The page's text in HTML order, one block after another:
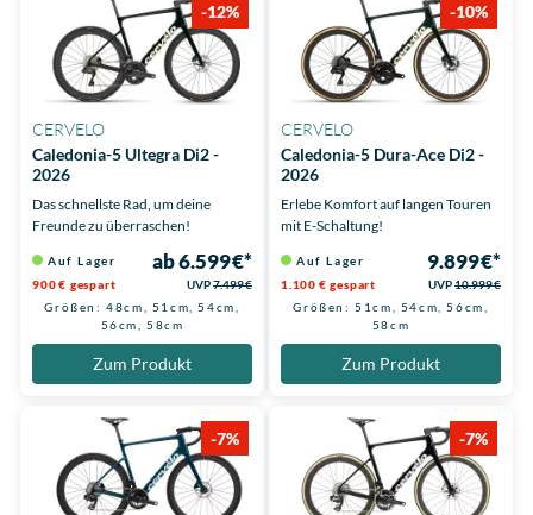
-12%
CERVELO
Caledonia-5 Ultegra Di2 -
2026
Das schnellste Rad, um deine
Freunde zu überraschen!
Auf Lager ab 6.599 €*
900 € gespart UVP7.499 €
Größen: 48cm, 51cm, 54cm,
56cm, 58cm
Zum Produkt
-10%
CERVELO
Caledonia-5 Dura-Ace Di2 -
2026
Erlebe Komfort auf langen Touren
mit E-Schaltung!
Auf Lager 9.899 €*
1.100 € gespart UVP10.999 €
Größen: 51cm, 54cm, 56cm,
58cm
Zum Produkt
-7% -7%